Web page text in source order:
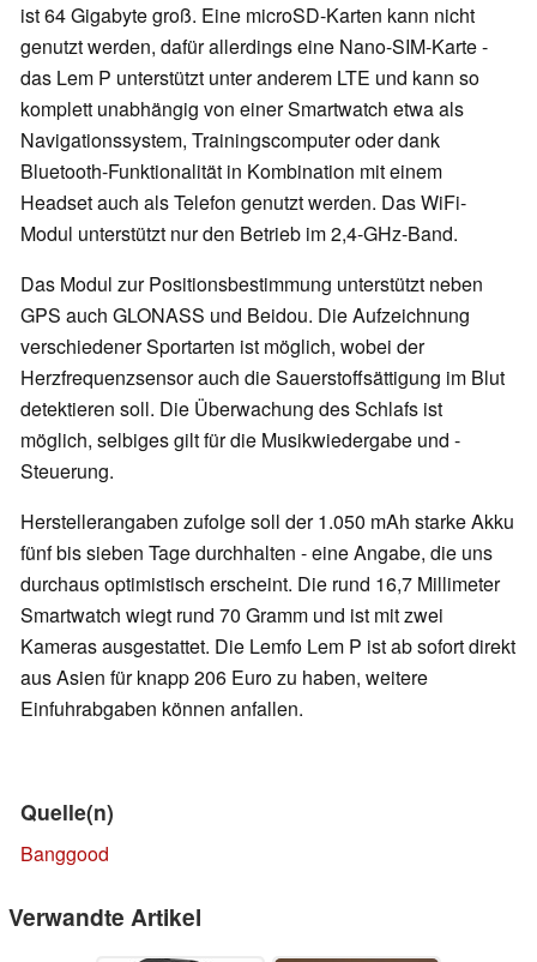
ist 64 Gigabyte groß. Eine microSD-Karten kann nicht
genutzt werden, dafür allerdings eine Nano-SIM-Karte -
das Lem P unterstützt unter anderem LTE und kann so
komplett unabhängig von einer Smartwatch etwa als
Navigationssystem, Trainingscomputer oder dank
Bluetooth-Funktionalität in Kombination mit einem
Headset auch als Telefon genutzt werden. Das WiFi-
Modul unterstützt nur den Betrieb im 2,4-GHz-Band.
Das Modul zur Positionsbestimmung unterstützt neben
GPS auch GLONASS und Beidou. Die Aufzeichnung
verschiedener Sportarten ist möglich, wobei der
Herzfrequenzsensor auch die Sauerstoffsättigung im Blut
detektieren soll. Die Überwachung des Schlafs ist
möglich, selbiges gilt für die Musikwiedergabe und -
Steuerung.
Herstellerangaben zufolge soll der 1.050 mAh starke Akku
fünf bis sieben Tage durchhalten - eine Angabe, die uns
durchaus optimistisch erscheint. Die rund 16,7 Millimeter
Smartwatch wiegt rund 70 Gramm und ist mit zwei
Kameras ausgestattet. Die Lemfo Lem P ist ab sofort direkt
aus Asien für knapp 206 Euro zu haben, weitere
Einfuhrabgaben können anfallen.
Quelle(n)
Banggood
Verwandte Artikel